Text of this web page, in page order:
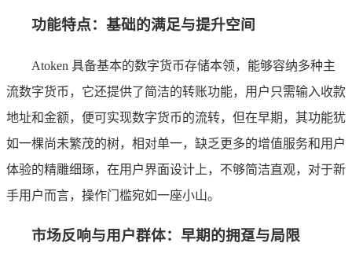
功能特点：基础的满足与提升空间
Atoken 具备基本的数字货币存储本领，能够容纳多种主
流数字货币，它还提供了简洁的转账功能，用户只需输入收款
地址和金额，便可实现数字货币的流转，但在早期，其功能犹
如一棵尚未繁茂的树，相对单一，缺乏更多的增值服务和用户
体验的精雕细琢，在用户界面设计上，不够简洁直观，对于新
手用户而言，操作门槛宛如一座小山。
市场反响与用户群体：早期的拥趸与局限